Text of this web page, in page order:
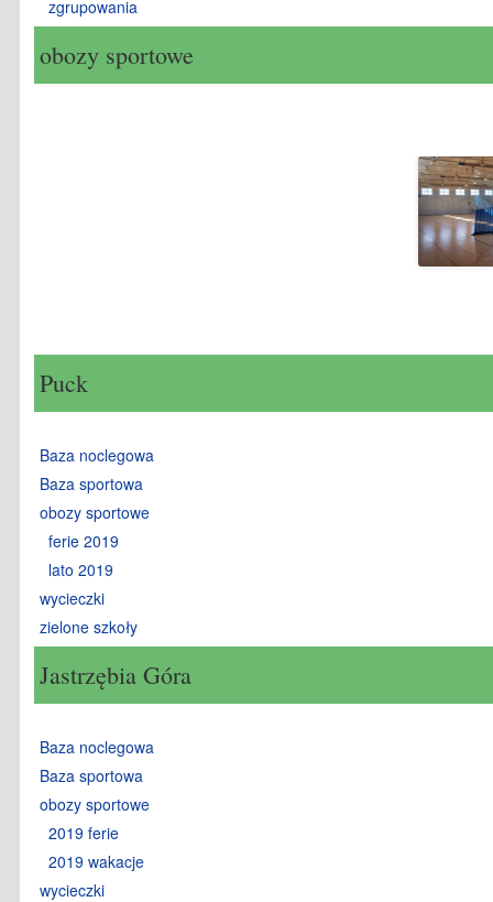
zgrupowania
obozy sportowe
Puck
Baza noclegowa
Baza sportowa
obozy sportowe
ferie 2019
lato 2019
wycieczki
zielone szkoły
Jastrzębia Góra
Baza noclegowa
Baza sportowa
obozy sportowe
2019 ferie
2019 wakacje
wycieczki